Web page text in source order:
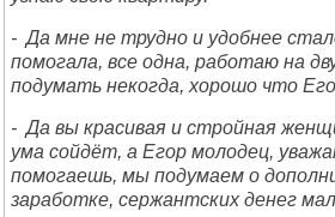
- Да мне не трудно и удобнее
помогала, все одна, работаю на
подумать некогда, хорошо что
- Да вы красивая и стройная
ума сойдёт, а Егор молодец,
помогаешь, мы подумаем о
заработке, сержантских денег